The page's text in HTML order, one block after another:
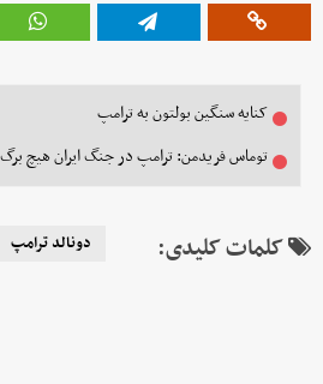
کنایه سنگین بولتون به ترامپ
توماس فریدمن: ترامپ در جنگ ایران هیچ برگ
کلمات کلیدی: دونالد ترامپ